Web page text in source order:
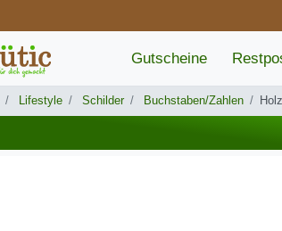
Gutscheine
Lifestyle Schilder Buchstaben/Zahlen